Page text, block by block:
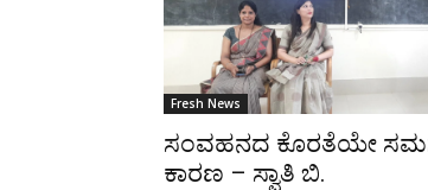
Fresh News
ಸಂವಹನದ ಕೊರತೆಯೇ
ಕಾರಣ – ಸ್ವಾತಿ ಬಿ.